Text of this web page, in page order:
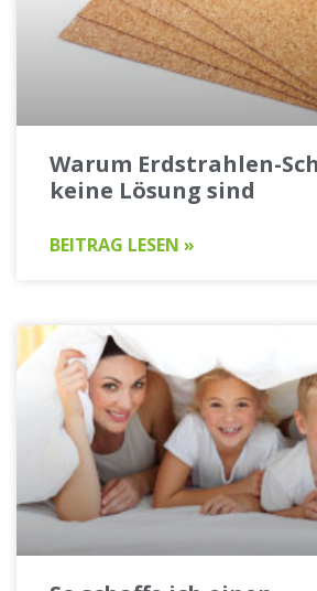
Warum Erdstrahlen-
keine Lösung sind
BEITRAG LESEN »